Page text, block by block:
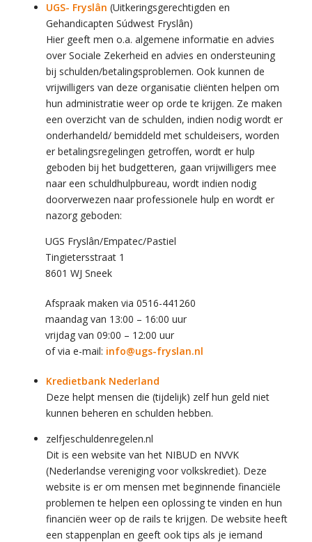
UGS- Fryslân (Uitkeringsgerechtigden en
Gehandicapten Súdwest Fryslân)
Hier geeft men o.a. algemene informatie en advies
over Sociale Zekerheid en advies en ondersteuning
bij schulden/betalingsproblemen. Ook kunnen de
vrijwilligers van deze organisatie cliënten helpen om
hun administratie weer op orde te krijgen. Ze maken
een overzicht van de schulden, indien nodig wordt er
onderhandeld/ bemiddeld met schuldeisers, worden
er betalingsregelingen getroffen, wordt er hulp
geboden bij het budgetteren, gaan vrijwilligers mee
naar een schuldhulpbureau, wordt indien nodig
doorverwezen naar professionele hulp en wordt er
nazorg geboden:
UGS Fryslân/Empatec/Pastiel
Tingietersstraat 1
8601 WJ Sneek
Afspraak maken via 0516-441260
maandag van 13:00 – 16:00 uur
vrijdag van 09:00 – 12:00 uur
of via e-mail: info@ugs-fryslan.nl
Kredietbank Nederland
Deze helpt mensen die (tijdelijk) zelf hun geld niet
kunnen beheren en schulden hebben.
zelfjeschuldenregelen.nl
Dit is een website van het NIBUD en NVVK
(Nederlandse vereniging voor volkskrediet). Deze
website is er om mensen met beginnende financiële
problemen te helpen een oplossing te vinden en hun
financiën weer op de rails te krijgen. De website heeft
een stappenplan en geeft ook tips als je iemand